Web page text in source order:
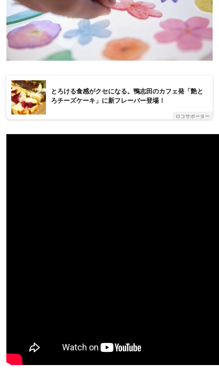
とろける食感がクセになる。鴨志田のカフェ発「艶と
ろチーズケーキ」に新フレーバー登場！
ロコサポーター